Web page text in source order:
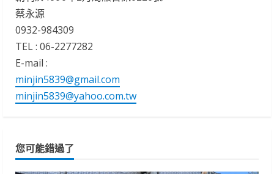
蔡永源
0932-984309
TEL : 06-2277282
E-mail :
minjin5839@gmail.com
minjin5839@yahoo.com.tw
您可能錯過了